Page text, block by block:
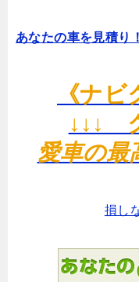
あなたの車を見積り
《ナビ
↓↓↓
愛車の最
損し